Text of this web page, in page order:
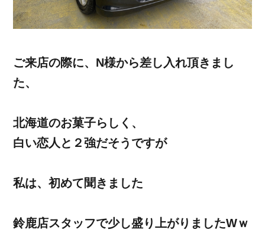
ご来店の際に、N様から差し入れ頂きまし
た、
北海道のお菓子らしく、
白い恋人と２強だそうですが
私は、初めて聞きました
鈴鹿店スタッフで少し盛り上がりましたWｗ